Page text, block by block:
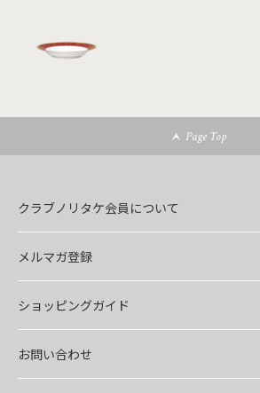
Page Top
クラブノリタケ会員について
メルマガ登録
ショッピングガイド
お問い合わせ